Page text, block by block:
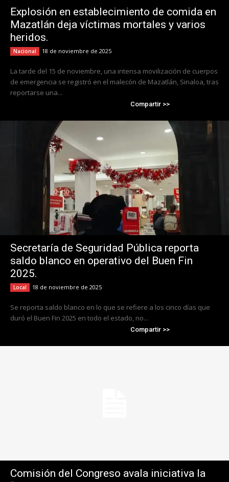
Explosión en establecimiento de comida en
Mazatlán deja víctimas mortales y varios
heridos.
Nacional 18 de noviembre de 2025
La tarde del 15 de noviembre, una intensa movilización de cuerpos
de emergencia se registró en el malecón de Mazatlán, Sinaloa, tras
reportarse una...
Compartir >>
Secretaría de Seguridad Pública reporta
saldo blanco en operativo del Buen Fin
2025.
Local 18 de noviembre de 2025
Se reporta saldo blanco en lo que se refiere a los cinco días que
duró el Buen Fin 2025 en todo el estado, no...
Compartir >>
Comisión del Congreso avala iniciativa la